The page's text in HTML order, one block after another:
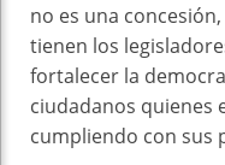
no es una
tienen los
fortalecer la
ciudadanos quienes
cumpliendo con sus